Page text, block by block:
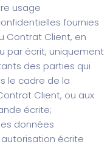
usage
fournies
Contrat Client, en
par écrit, uniquement
des parties qui
le cadre de la
Client, ou aux
écrite;
données
écrite